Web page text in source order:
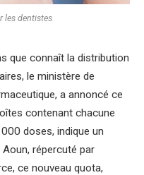
les dentistes
que connaît la distribution
le ministère de
a annoncé ce
contenant chacune
doses, indique un
répercuté par
ce nouveau quota,